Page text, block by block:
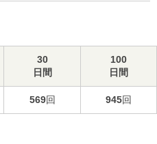
30
日間
100
日間
569回 945回